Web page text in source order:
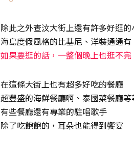
除此之外查汶大街上還有許多好逛的
海島度假風格的比基尼、洋裝通通有
如果要逛的話，一整個晚上也逛不完
在這條大街上也有超多好吃的餐廳
超豐盛的海鮮餐廳啊、泰國菜餐廳等
有些餐廳還有專業的駐唱歌手
除了吃飽飽的，耳朵也能得到饗宴